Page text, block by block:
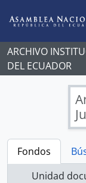
ARCHIVO
DEL ECUADOR
Fondos
Unidad